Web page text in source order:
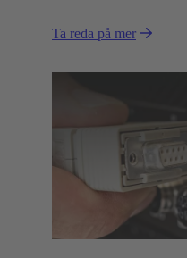
Ta reda på mer